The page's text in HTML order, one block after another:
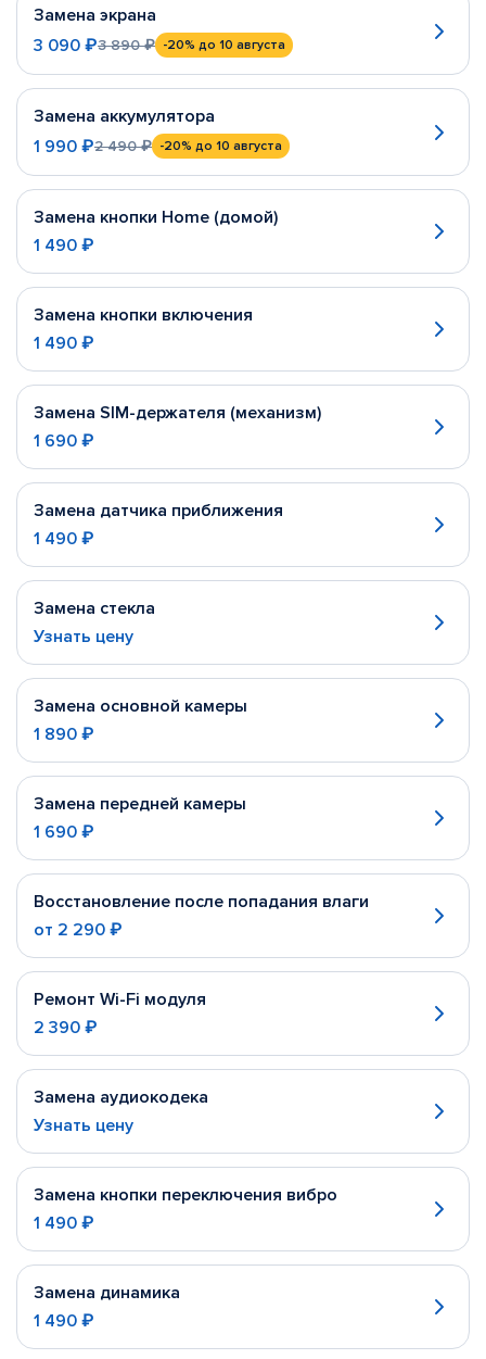
Замена экрана
3 090 ₽3 890 ₽ -20% до 10 августа
Замена аккумулятора
1 990 ₽2 490 ₽ -20% до 10 августа
Замена кнопки Home (домой)
1 490 ₽
Замена кнопки включения
1 490 ₽
Замена SIM-держателя (механизм)
1 690 ₽
Замена датчика приближения
1 490 ₽
Замена стекла
Узнать цену
Замена основной камеры
1 890 ₽
Замена передней камеры
1 690 ₽
Восстановление после попадания влаги
от 2 290 ₽
Ремонт Wi-Fi модуля
2 390 ₽
Замена аудиокодека
Узнать цену
Замена кнопки переключения вибро
1 490 ₽
Замена динамика
1 490 ₽